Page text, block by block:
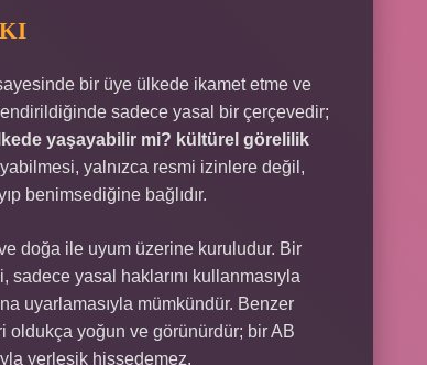
bir üye ülkede ikamet etme ve
sadece yasal bir çerçevedir;
yaşayabilir mi? kültürel görelilik
yalnızca resmi izinlere değil,
benimsediğine bağlıdır.
doğa ile uyum üzerine kuruludur. Bir
yasal haklarını kullanmasıyla
uyarlamasıyla mümkündür. Benzer
oldukça yoğun ve görünürdür; bir AB
yerleşik hissedemez.